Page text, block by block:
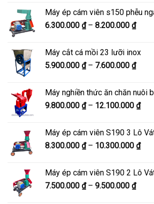
từ
đến
Máy ép cám viên s150 phễu
6.300.000 ₫ – 8.200.000 ₫
đến
Máy cắt cá mồi 23 lưỡi inox
5.900.000 ₫ – 7.600.000 ₫
đến
Máy nghiền thức ăn chăn nuôi
9.800.000 ₫ – 12.100.000 ₫
đến
Máy ép cám viên S190 3 Lô
8.300.000 ₫ – 10.300.000 ₫
Máy ép cám viên S190 2 Lô
7.500.000 ₫ – 9.500.000 ₫